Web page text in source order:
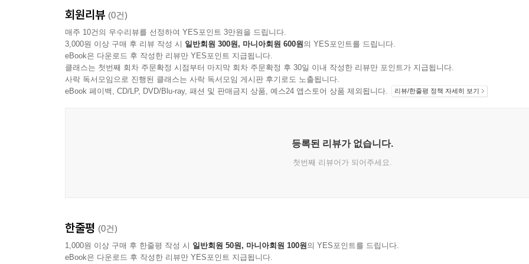
회원리뷰 (0건)
매주 10건의 우수리뷰를 선정하여 YES포인트 3만원을 드립니다.
3,000원 이상 구매 후 리뷰 작성 시 일반회원 300원, 마니아회원 600원의 YES포인트를 드립니다.
eBook은 다운로드 후 작성한 리뷰만 YES포인트 지급됩니다.
클래스는 첫번째 회차 주문확정 시점부터 마지막 회차 주문확정 후 30일 이내 작성한 리뷰만 포인트가 지급됩니다.
사락 독서모임으로 진행된 클래스는 사락 독서모임 게시판 후기로도 노출됩니다.
eBook 페이백, CD/LP, DVD/Blu-ray, 패션 및 판매금지 상품, 예스24 앱스토어 상품 제외됩니다.
리뷰/한줄평 정책 자세히 보기
등록된 리뷰가 없습니다.
첫번째 리뷰어가 되어주세요.
한줄평 (0건)
1,000원 이상 구매 후 한줄평 작성 시 일반회원 50원, 마니아회원 100원의 YES포인트를 드립니다.
eBook은 다운로드 후 작성한 리뷰만 YES포인트 지급됩니다.